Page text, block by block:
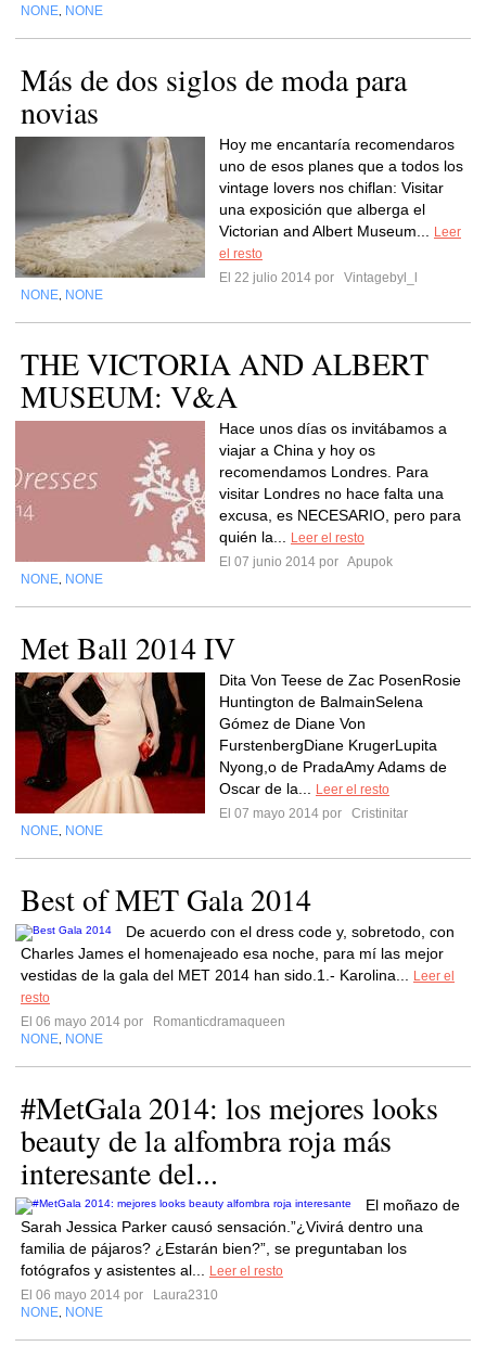
NONE NONE
Más de dos siglos de moda para
novias
Hoy me encantaría recomendaros
uno de esos planes que a todos los
vintage lovers nos chiflan: Visitar
una exposición que alberga el
Victorian and Albert Museum...
Leer
el resto
El 22 julio 2014 por
Vintagebyl_l
NONE NONE
THE VICTORIA AND ALBERT
MUSEUM: V&A
Hace unos días os invitábamos a
viajar a China y hoy os
recomendamos Londres. Para
visitar Londres no hace falta una
excusa, es NECESARIO, pero para
quién la...
Leer el resto
El 07 junio 2014 por Apupok
NONE NONE
Met Ball 2014 IV
Dita Von Teese de Zac PosenRosie
Huntington de BalmainSelena
Gómez de Diane Von
FurstenbergDiane KrugerLupita
Nyong,o de PradaAmy Adams de
Oscar de la...
Leer el resto
El 07 mayo 2014 por
Cristinitar
NONE NONE
Best of MET Gala 2014
De acuerdo con el dress code y, sobretodo, con
Charles James el homenajeado esa noche, para mí las mejor
vestidas de la gala del MET 2014 han sido.1.- Karolina...
Leer el
resto
El 06 mayo 2014 por
Romanticdramaqueen
NONE NONE
#MetGala 2014: los mejores looks
beauty de la alfombra roja más
interesante del...
El moñazo de
Sarah Jessica Parker causó sensación.”¿Vivirá dentro una
familia de pájaros? ¿Estarán bien?”, se preguntaban los
fotógrafos y asistentes al...
Leer el resto
El 06 mayo 2014 por
Laura2310
NONE NONE